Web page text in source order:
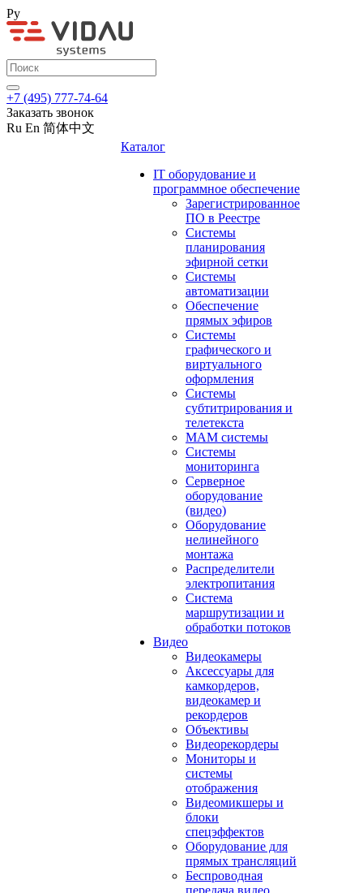
Ру
+7 (495) 777-74-64
Заказать звонок
Ru En 简体中文
Каталог
IT оборудование и
программное обеспечение
Зарегистрированное
ПО в Реестре
Системы
планирования
эфирной сетки
Системы
автоматизации
Обеспечение
прямых эфиров
Системы
графического и
виртуального
оформления
Системы
субтитрирования и
телетекста
MAM системы
Системы
мониторинга
Серверное
оборудование
(видео)
Оборудование
нелинейного
монтажа
Распределители
электропитания
Система
маршрутизации и
обработки потоков
Видео
Видеокамеры
Аксессуары для
камкордеров,
видеокамер и
рекордеров
Объективы
Видеорекордеры
Мониторы и
системы
отображения
Видеомикшеры и
блоки
спецэффектов
Оборудование для
прямых трансляций
Беспроводная
передача видео